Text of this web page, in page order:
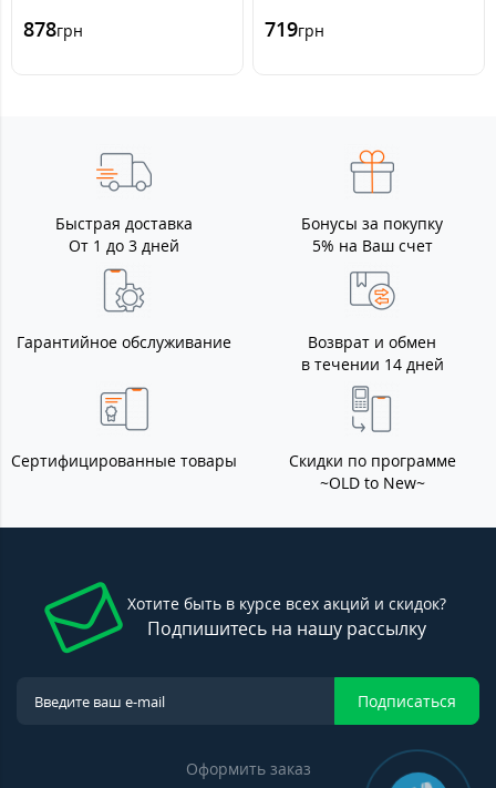
878грн 719грн
Быстрая доставка
От 1 до 3 дней
Бонусы за покупку
5% на Ваш счет
Гарантийное обслуживание
Возврат и обмен
в течении 14 дней
Сертифицированные товары
Скидки по программе
~OLD to New~
Хотите быть в курсе всех акций и скидок?
Подпишитесь на нашу рассылку
Подписаться
Оформить заказ